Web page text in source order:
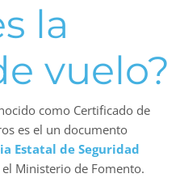
la
vuelo?
como Certificado de
es el un documento
Estatal de Seguridad
Ministerio de Fomento.